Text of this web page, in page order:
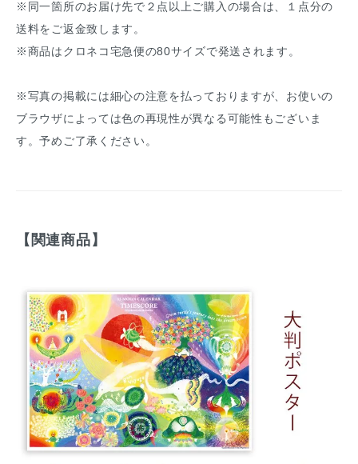
※同一箇所のお届け先で２点以上ご購入の場合は、１点分の
送料をご返金致します。
※商品はクロネコ宅急便の80サイズで発送されます。
※写真の掲載には細心の注意を払っておりますが、お使いの
ブラウザによっては色の再現性が異なる可能性もございま
す。予めご了承ください。
【関連商品】